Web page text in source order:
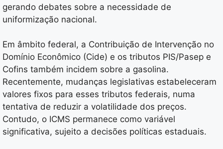
gerando debates sobre a necessidade de
uniformização nacional.
Em âmbito federal, a Contribuição de Intervenção no
Domínio Econômico (Cide) e os tributos PIS/Pasep e
Cofins também incidem sobre a gasolina.
Recentemente, mudanças legislativas estabeleceram
valores fixos para esses tributos federais, numa
tentativa de reduzir a volatilidade dos preços.
Contudo, o ICMS permanece como variável
significativa, sujeito a decisões políticas estaduais.